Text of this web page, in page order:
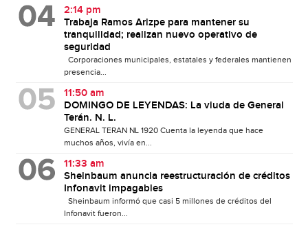
2:14 pm
Trabaja Ramos Arizpe para mantener su
tranquilidad; realizan nuevo operativo de
seguridad
Corporaciones municipales, estatales y federales mantienen
presencia...
11:50 am
DOMINGO DE LEYENDAS: La viuda de General
Terán. N. L.
GENERAL TERAN NL 1920 Cuenta la leyenda que hace
muchos años, vivía en...
11:33 am
Sheinbaum anuncia reestructuración de créditos
Infonavit impagables
Sheinbaum informó que casi 5 millones de créditos del
Infonavit fueron...